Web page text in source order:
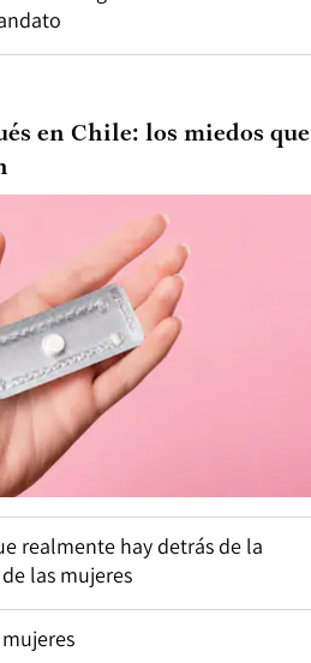
en Chile: los miedos que
realmente hay detrás de la
las mujeres